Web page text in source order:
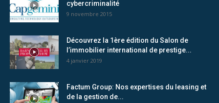
cybercriminalité
9 novembre 2015
Découvrez la 1ère édition du Salon de
l’immobilier international de prestige...
4 janvier 2019
Factum Group: Nos expertises du leasing et
de la gestion de...